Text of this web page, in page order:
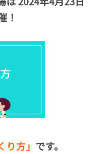
！
り方」 です。